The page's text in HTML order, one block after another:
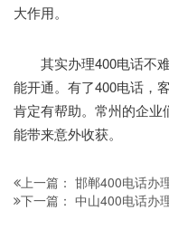
大作用。
其实办理400电话不难
能开通。有了400电话，
肯定有帮助。常州的企业
能带来意外收获。
上一篇： 邯郸400电话办理
下一篇： 中山400电话办